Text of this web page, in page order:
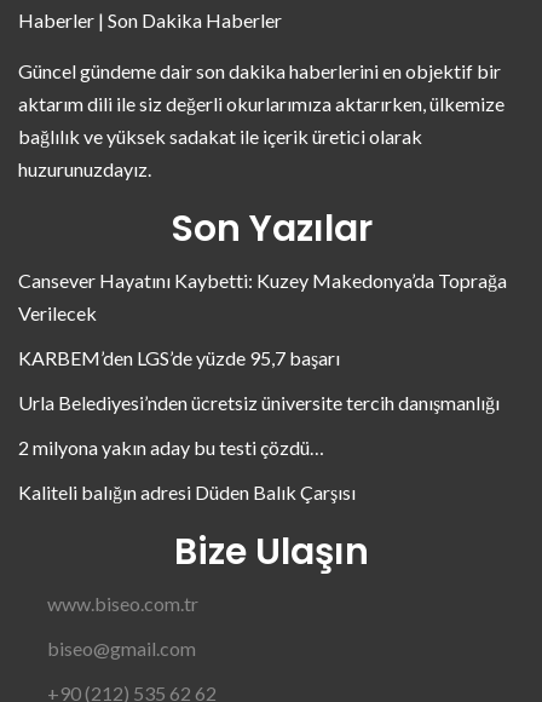
Haberler | Son Dakika Haberler
Güncel gündeme dair son dakika haberlerini en objektif bir
aktarım dili ile siz değerli okurlarımıza aktarırken, ülkemize
bağlılık ve yüksek sadakat ile içerik üretici olarak
huzurunuzdayız.
Son Yazılar
Cansever Hayatını Kaybetti: Kuzey Makedonya’da Toprağa
Verilecek
KARBEM’den LGS’de yüzde 95,7 başarı
Urla Belediyesi’nden ücretsiz üniversite tercih danışmanlığı
2 milyona yakın aday bu testi çözdü…
Kaliteli balığın adresi Düden Balık Çarşısı
Bize Ulaşın
www.biseo.com.tr
biseo@gmail.com
+90 (212) 535 62 62